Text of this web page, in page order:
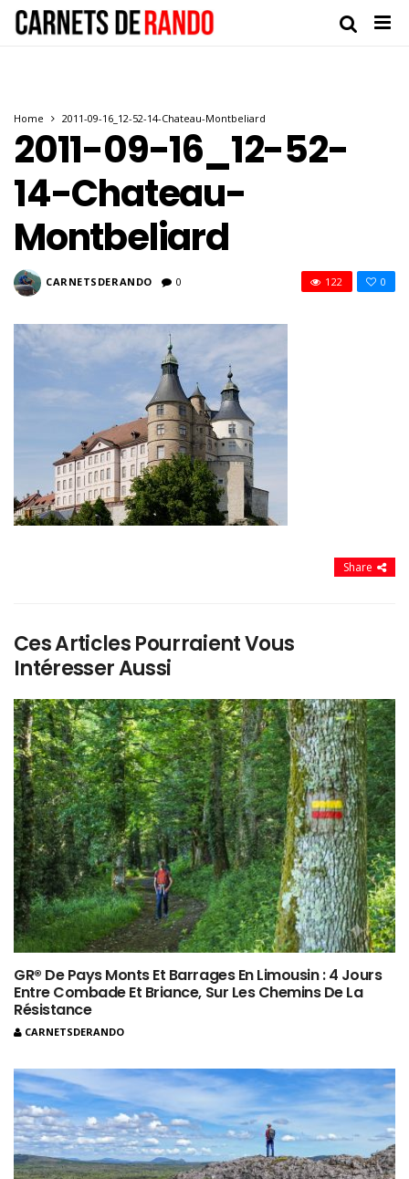
Home 2011-09-16_12-52-14-Chateau-Montbeliard
2011-09-16_12-52-
14-Chateau-
Montbeliard
CARNETSDERANDO 0 0
122
Share
Ces Articles Pourraient Vous
Intéresser Aussi
GR® De Pays Monts Et Barrages En Limousin : 4 Jours
Entre Combade Et Briance, Sur Les Chemins De La
Résistance
CARNETSDERANDO